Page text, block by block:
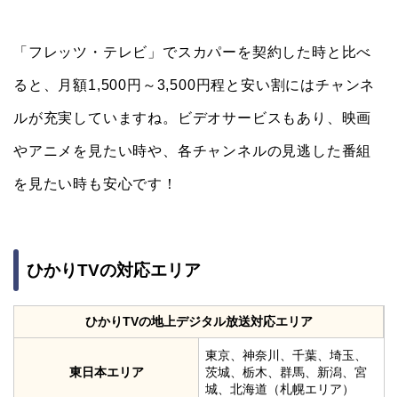
「フレッツ・テレビ」でスカパーを契約した時と比べ
ると、月額1,500円～3,500円程と安い割にはチャンネ
ルが充実していますね。ビデオサービスもあり、映画
やアニメを見たい時や、各チャンネルの見逃した番組
を見たい時も安心です！
ひかりTVの対応エリア
ひかりTVの地上デジタル放送対応エリア
東日本エリア
東京、神奈川、千葉、埼玉、
茨城、栃木、群馬、新潟、宮
城、北海道（札幌エリア）